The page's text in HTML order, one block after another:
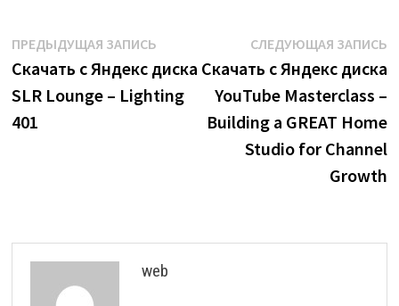
Навигация
по
записям
ПРЕДЫДУЩАЯ ЗАПИСЬПредыдущая
запись:
Скачать с Яндекс диска
SLR Lounge – Lighting
401
СЛЕДУЮЩАЯ ЗАПИСЬ
Скачать с Яндекс диска
YouTube Masterclass –
Building a GREAT Home
Studio for Channel
Growth
web